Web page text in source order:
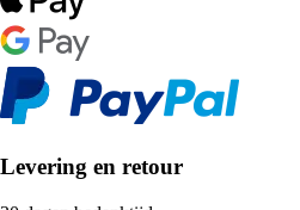
Levering en retour